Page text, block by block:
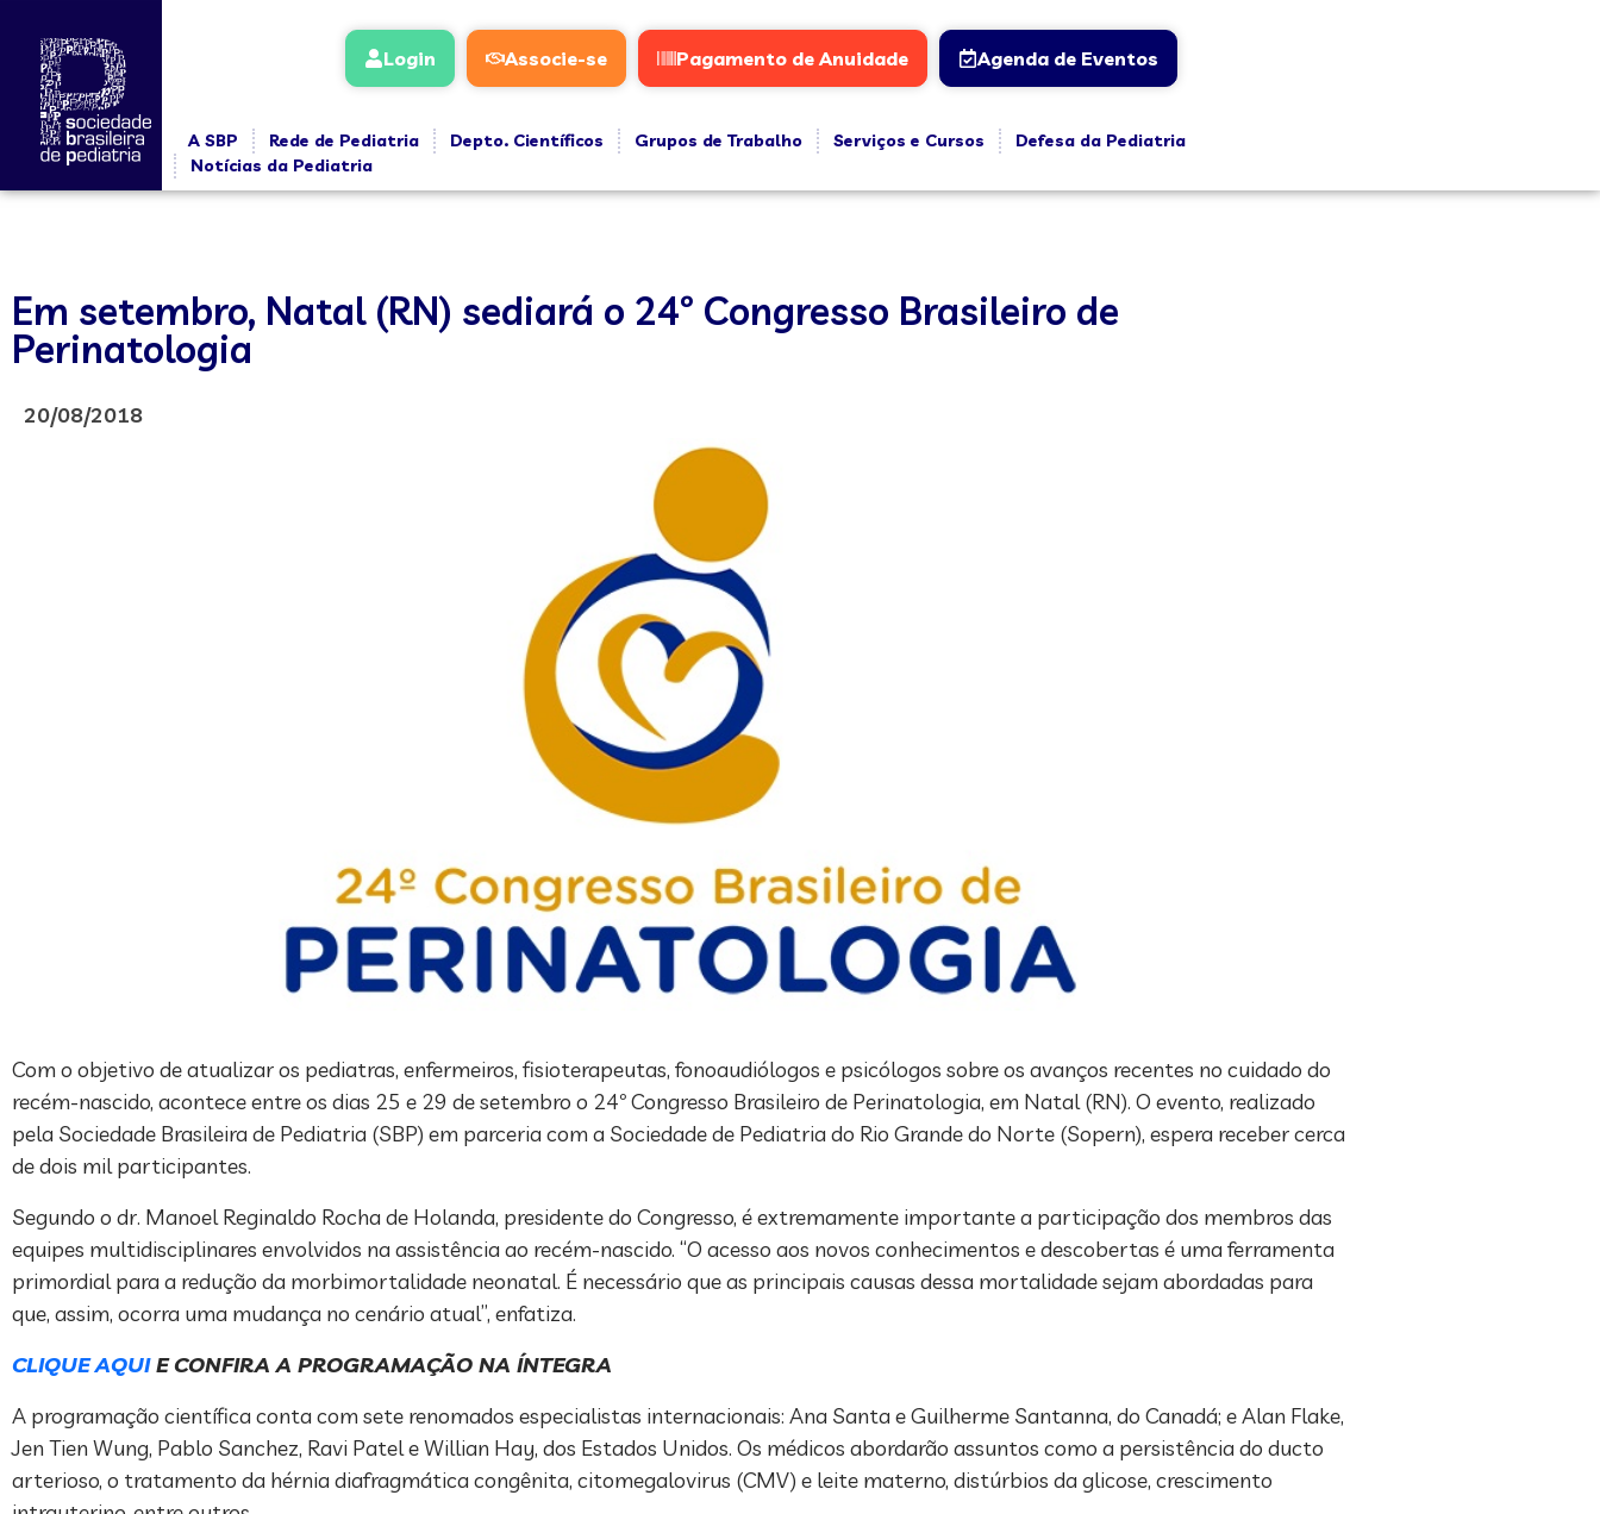
Login Associe-se Pagamento de Anuidade Agenda de Eventos
A SBP Rede de Pediatria Depto. Científicos Grupos de Trabalho Serviços e Cursos
Defesa da Pediatria
Notícias da Pediatria
Em setembro, Natal (RN) sediará o 24º Congresso Brasileiro de
Perinatologia
20/08/2018
Com o objetivo de atualizar os pediatras, enfermeiros, fisioterapeutas, fonoaudiólogos e psicólogos sobre os avanços recentes no cuidado do
recém-nascido, acontece entre os dias 25 e 29 de setembro o 24º Congresso Brasileiro de Perinatologia, em Natal (RN). O evento, realizado
pela Sociedade Brasileira de Pediatria (SBP) em parceria com a Sociedade de Pediatria do Rio Grande do Norte (Sopern), espera receber cerca
de dois mil participantes.
Segundo o dr. Manoel Reginaldo Rocha de Holanda, presidente do Congresso, é extremamente importante a participação dos membros das
equipes multidisciplinares envolvidos na assistência ao recém-nascido. “O acesso aos novos conhecimentos e descobertas é uma ferramenta
primordial para a redução da morbimortalidade neonatal. É necessário que as principais causas dessa mortalidade sejam abordadas para
que, assim, ocorra uma mudança no cenário atual”, enfatiza.
CLIQUE AQUIE CONFIRA A PROGRAMAÇÃO NA ÍNTEGRA
A programação científica conta com sete renomados especialistas internacionais: Ana Santa e Guilherme Santanna, do Canadá; e Alan Flake,
Jen Tien Wung, Pablo Sanchez, Ravi Patel e Willian Hay, dos Estados Unidos. Os médicos abordarão assuntos como a persistência do ducto
arterioso, o tratamento da hérnia diafragmática congênita, citomegalovirus (CMV) e leite materno, distúrbios da glicose, crescimento